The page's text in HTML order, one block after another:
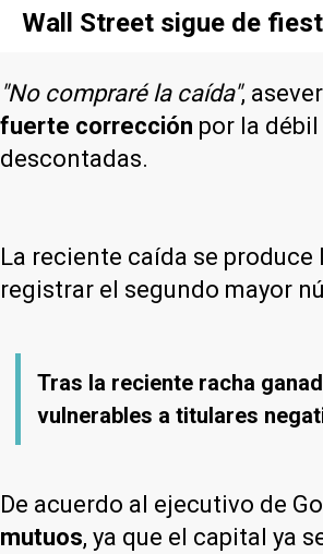
Wall Street sigue de
"No compraré la caída",
fuerte corrección por la
descontadas.
La reciente caída se produce
registrar el segundo mayor
Tras la reciente racha
vulnerables a titulares
De acuerdo al ejecutivo de
mutuos, ya que el capital ya